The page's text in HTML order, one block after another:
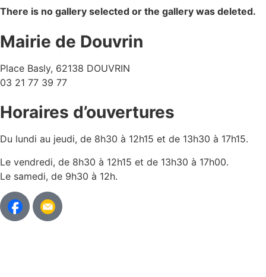
There is no gallery selected or the gallery was deleted.
Mairie de Douvrin
Place Basly, 62138 DOUVRIN
03 21 77 39 77
Horaires d’ouvertures
Du lundi au jeudi, de 8h30 à 12h15 et de 13h30 à 17h15.
Le vendredi, de 8h30 à 12h15 et de 13h30 à 17h00.
Le samedi, de 9h30 à 12h.